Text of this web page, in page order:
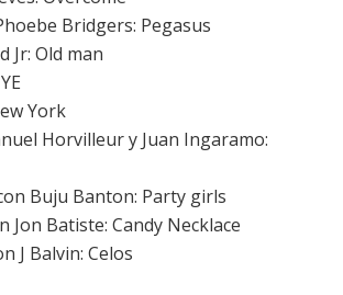
Bridgers: Pegasus
Jr: Old man
York
Horvilleur y Juan Ingaramo:
Buju Banton: Party girls
Jon Batiste: Candy Necklace
J Balvin: Celos